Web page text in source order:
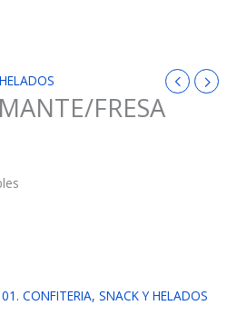
FRESA
01. CONFITERIA, SNACK Y HELADOS